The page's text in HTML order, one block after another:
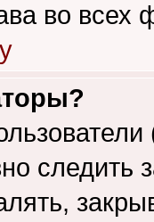
во всех
следить